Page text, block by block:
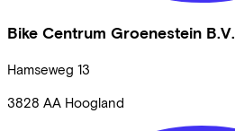
Bike Centrum Groenestein B.V.
Hamseweg 13
3828 AA Hoogland